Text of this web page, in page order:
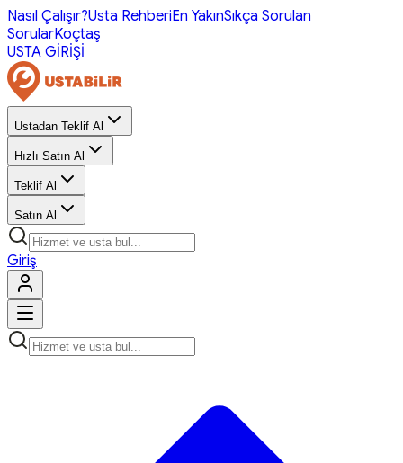
Nasıl Çalışır?Usta RehberiEn YakınSıkça Sorulan
SorularKoçtaş
USTA GİRİŞİ
Ustadan Teklif Al
Hızlı Satın Al
Teklif Al
Satın Al
Giriş